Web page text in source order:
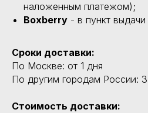
наложенным платежом);
Boxberry - в пункт
Сроки доставки:
По Москве: от 1 дня
По другим городам России:
Стоимость доставки: